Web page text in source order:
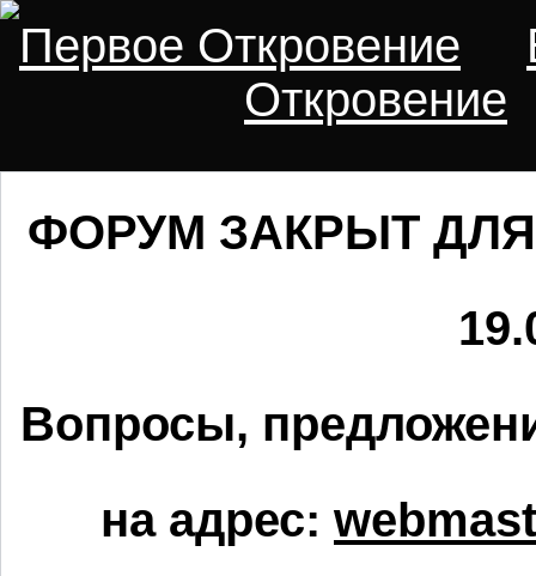
Первое Откровение
Откровение
ФОРУМ ЗАКРЫТ
Вопросы,
на адрес: